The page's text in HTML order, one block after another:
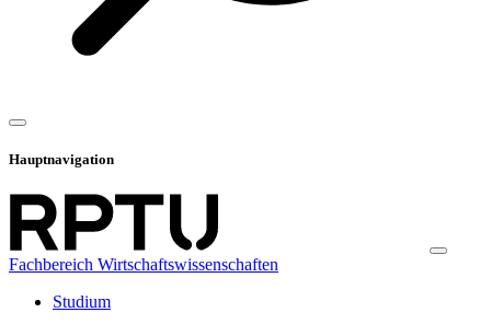
Hauptnavigation
Fachbereich Wirtschaftswissenschaften
Studium